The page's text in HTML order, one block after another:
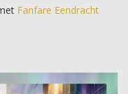
Fanfare Eendracht